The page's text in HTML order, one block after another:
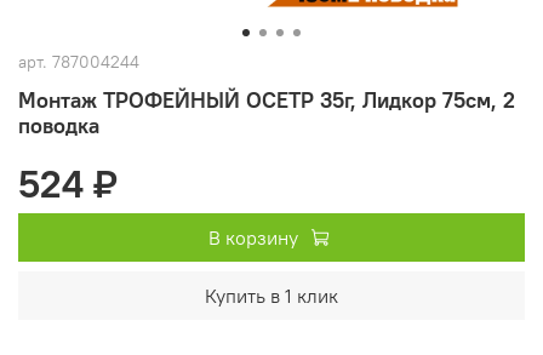
арт. 787004244
Монтаж ТРОФЕЙНЫЙ ОСЕТР 35г, Лидкор 75см, 2
поводка
524 ₽
В корзину
Купить в 1 клик